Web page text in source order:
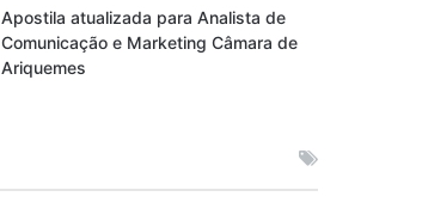
Apostila atualizada para Analista de
Comunicação e Marketing Câmara de
Ariquemes